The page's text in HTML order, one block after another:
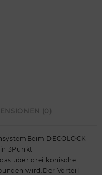
(0)
DECOLOCK
3Punkt
über drei konische
wird.Der Vorteil